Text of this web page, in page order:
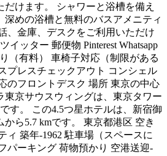
けます。 シャワーと浴槽を備え
深めの浴槽と無料のバスアメニティ
、金庫、デスクをご利用いただけ
イッター 郵便物 Pinterest Whatsapp
（有料） 車椅子対応（制限がある
プレスチェックアウト コンシェル
のフロントデスク 場所 東京の中心
東京サウスウィングは、東京タワー
す。 この4.5つ星ホテルは、新宿御
ら5.7 kmです。 東京都港区 空き
ィ 築年-1962 駐車場（スペースに
パーキング 荷物預かり 空港送迎-